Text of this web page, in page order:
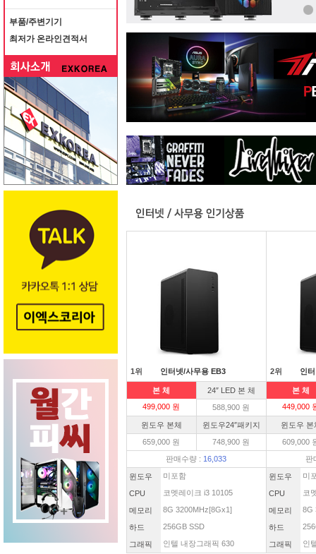
부품/주변기기
최저가 온라인견적서
1위 인터넷/사무용 EB3
본 체
24″ LED 본 체
499,000 원
588,900 원
윈도우 본체
윈도우24″패키지
659,000 원
748,900 원
판매수량 : 16,033
윈도우 미포함
CPU 코멧레이크 i3 10105
메모리 8G 3200MHz[8Gx1]
하드 256GB SSD
그래픽 인텔 내장그래픽 630
2위 인
본 체
449,000
윈도우 본
609,000
판
윈도우 미
CPU 코
메모리 8G
하드
그래픽 인